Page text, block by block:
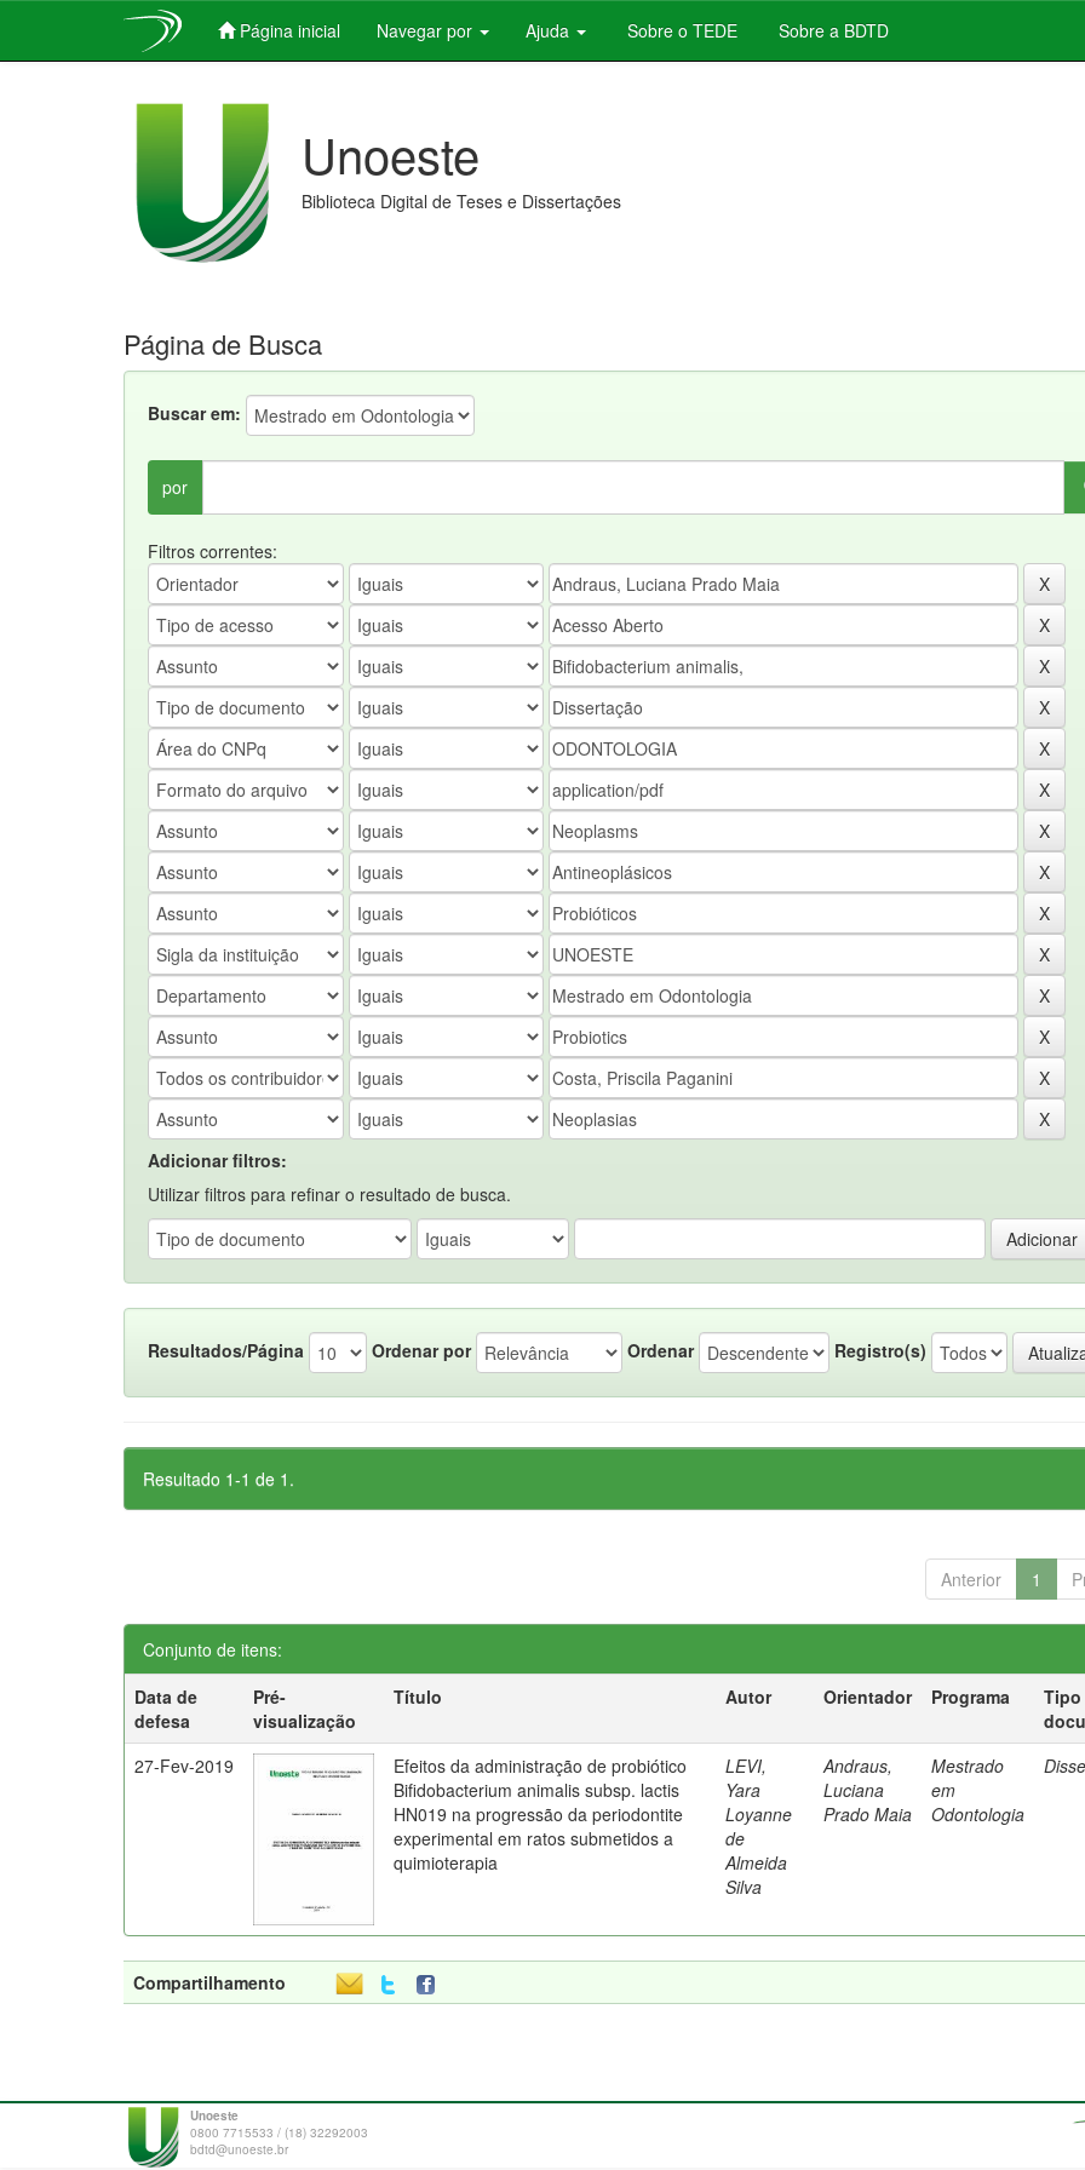
Página inicial Navegar por Ajuda Sobre o TEDE Sobre a BDTD
Unoeste
Biblioteca Digital de Teses e Dissertações
Página de Busca
Buscar em:
por
Filtros correntes:
Adicionar filtros:
Utilizar filtros para refinar o resultado de busca.
Resultados/Página Ordenar por Ordenar Registro(s)
Resultado 1-1 de 1.
Anterior 1
Conjunto de itens:
Data de
defesa
Pré-
visualização
Título Autor Orientador Programa
Tipo
27-Fev-2019
Efeitos da administração de probiótico
Bifidobacterium animalis subsp. lactis
HN019 na progressão da periodontite
experimental em ratos submetidos a
quimioterapia
LEVI,
Yara
Loyanne
de
Almeida
Silva
Andraus,
Luciana
Prado Maia
Mestrado
em
Odontologia
Compartilhamento
Unoeste
0800 7715533 / (18) 32292003
bdtd@unoeste.br